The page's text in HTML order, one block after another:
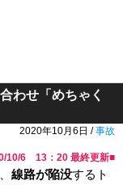
わせ「めちゃく
2020年10月6日 /事故
10/6 13：20 最終更新■
線路が陥没するト